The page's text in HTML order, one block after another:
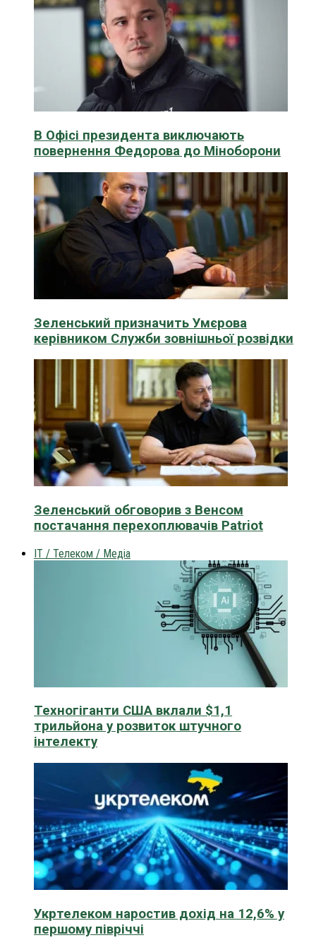
В Офісі президента виключають
повернення Федорова до Міноборони
Зеленський призначить Умєрова
керівником Служби зовнішньої розвідки
Зеленський обговорив з Венсом
постачання перехоплювачів Patriot
IT / Телеком / Медіа
Техногіганти США вклали $1,1
трильйона у розвиток штучного
інтелекту
Укртелеком наростив дохід на 12,6% у
першому півріччі